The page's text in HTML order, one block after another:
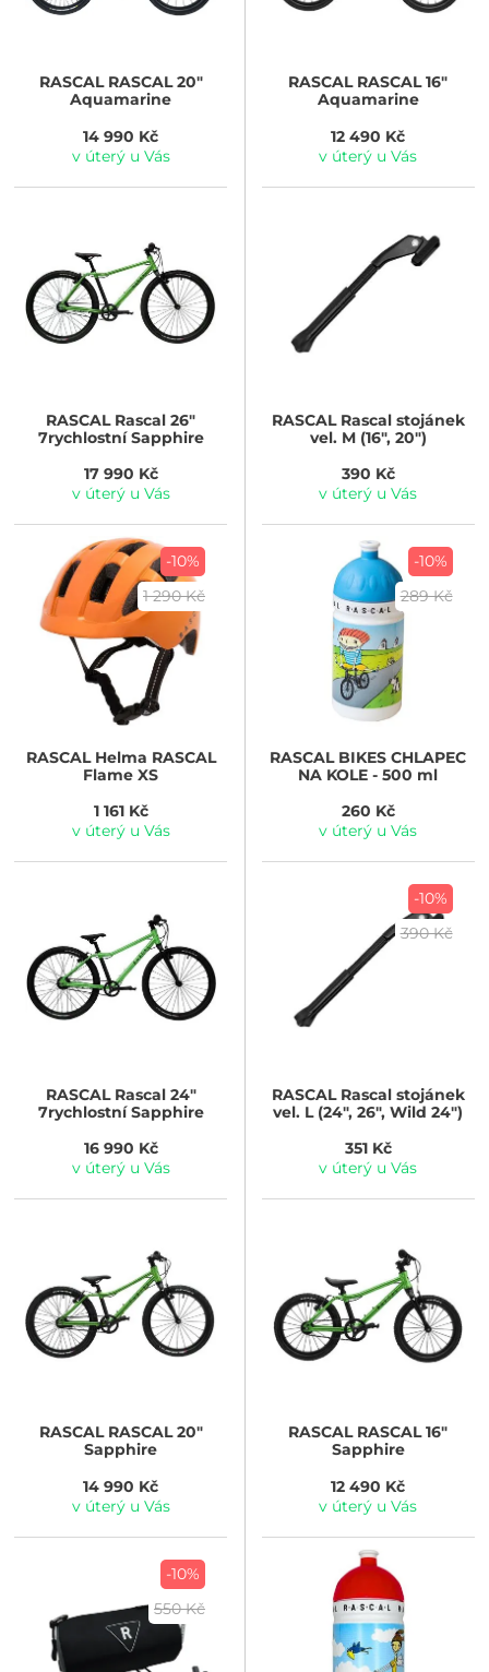
RASCALRASCAL 20"
Aquamarine
14 990 Kč
v úterý u Vás
RASCALRASCAL 16"
Aquamarine
12 490 Kč
v úterý u Vás
RASCALRascal 26"
7rychlostní Sapphire
17 990 Kč
v úterý u Vás
RASCALRascal stojánek
vel. M (16", 20")
390 Kč
v úterý u Vás
-10%
1 290 Kč
RASCALHelma RASCAL
Flame XS
1 161 Kč
v úterý u Vás
-10%
289 Kč
RASCALBIKES CHLAPEC
NA KOLE - 500 ml
260 Kč
v úterý u Vás
RASCALRascal 24"
7rychlostní Sapphire
16 990 Kč
v úterý u Vás
-10%
390 Kč
RASCALRascal stojánek
vel. L (24", 26", Wild 24")
351 Kč
v úterý u Vás
RASCALRASCAL 20"
Sapphire
14 990 Kč
v úterý u Vás
RASCALRASCAL 16"
Sapphire
12 490 Kč
v úterý u Vás
-10%
550 Kč